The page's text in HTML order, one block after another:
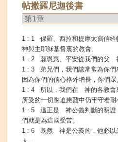
帖撒羅尼迦後書
1 : 1 保羅、西拉和提摩太寫信
神與主耶穌基督裏的教會。
1 : 2 願恩惠、平安從我們的父
1 : 3 弟兄們，我們該常常為你
因為你們的信心格外增長，你們眾
1 : 4 所以，我們在 神的各教會
所受的一切壓迫患難中仍牢守着耐
1 : 5 這正是 神公義判斷的明證
們就是為這國受苦。
1 : 6 既然 神是公義的，他必以